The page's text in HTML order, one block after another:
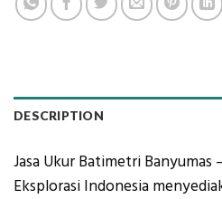
DESCRIPTION
Jasa Ukur Batimetri Banyumas
Eksplorasi Indonesia